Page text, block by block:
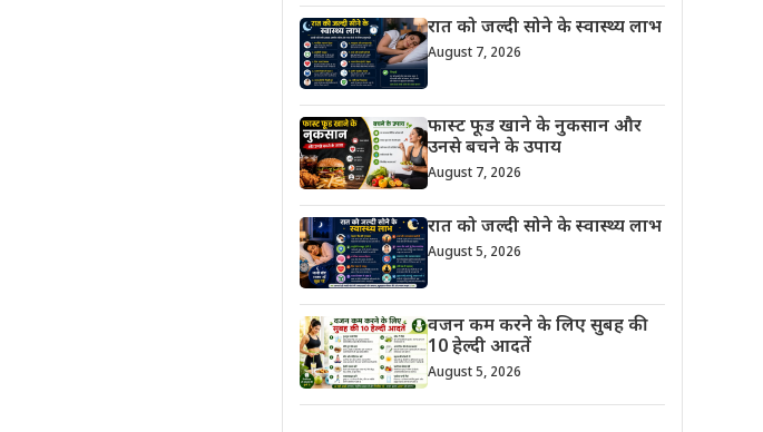
रात को जल्दी सोने के स्वास्थ्य लाभ
August 7, 2026
फास्ट फूड खाने के नुकसान और
उनसे बचने के उपाय
August 7, 2026
रात को जल्दी सोने के स्वास्थ्य लाभ
August 5, 2026
वजन कम करने के लिए सुबह की
10 हेल्दी आदतें
August 5, 2026